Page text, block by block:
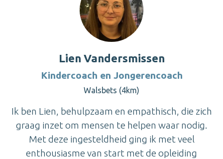
Lien Vandersmissen
Kindercoach en Jongerencoach
Walsbets (4km)
Ik ben Lien, behulpzaam en empathisch, die zich
graag inzet om mensen te helpen waar nodig.
Met deze ingesteldheid ging ik met veel
enthousiasme van start met de opleiding